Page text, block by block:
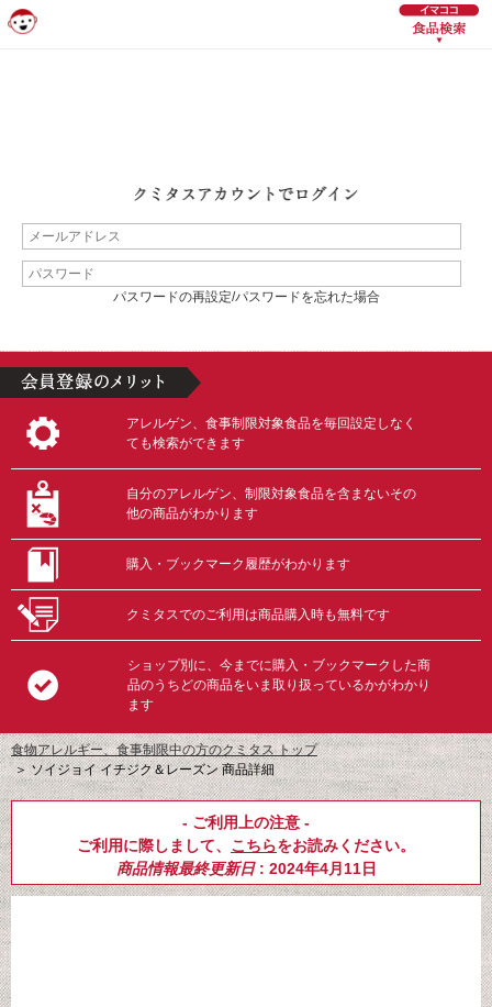
パスワードの再設定/パスワードを忘れた場合
アレルゲン、食事制限対象食品を毎回設定しなく
ても検索ができます
自分のアレルゲン、制限対象食品を含まないその
他の商品がわかります
購入・ブックマーク履歴がわかります
クミタスでのご利用は商品購入時も無料です
ショップ別に、今までに購入・ブックマークした商
品のうちどの商品をいま取り扱っているかがわかり
ます
食物アレルギー、食事制限中の方のクミタス トップ
＞ソイジョイ イチジク＆レーズン 商品詳細
- ご利用上の注意 -
ご利用に際しまして、 こちらをお読みください。
商品情報最終更新日: 2024年4月11日